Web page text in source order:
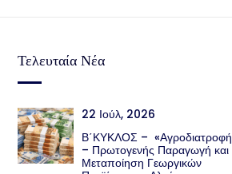
Τελευταία Νέα
22 Ιούλ, 2026
Β΄ΚΥΚΛΟΣ – «Αγροδιατροφή
– Πρωτογενής Παραγωγή και
Μεταποίηση Γεωργικών